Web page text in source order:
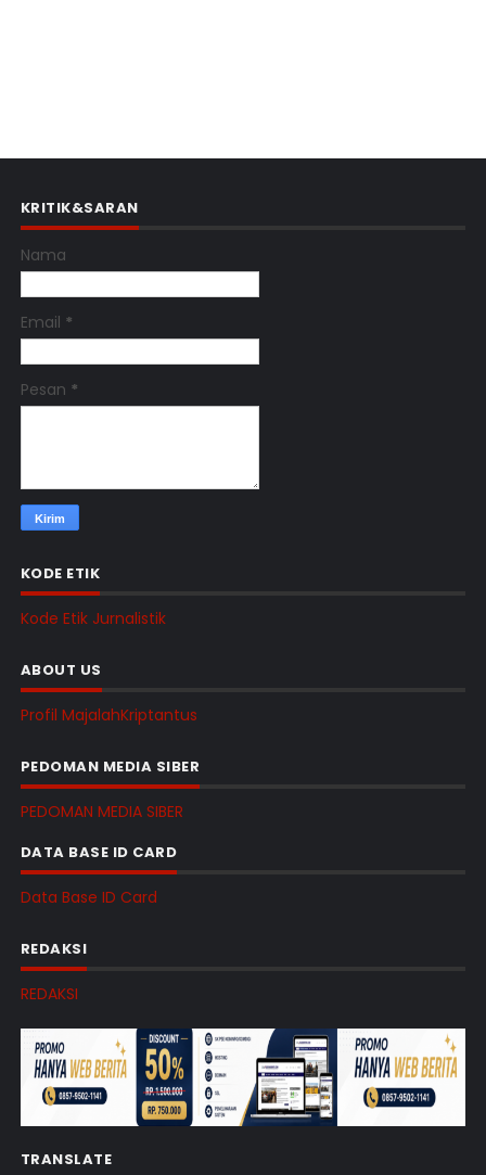
KRITIK&SARAN
Nama
Email *
Pesan *
KODE ETIK
Kode Etik Jurnalistik
ABOUT US
Profil MajalahKriptantus
PEDOMAN MEDIA SIBER
PEDOMAN MEDIA SIBER
DATA BASE ID CARD
Data Base ID Card
REDAKSI
REDAKSI
TRANSLATE